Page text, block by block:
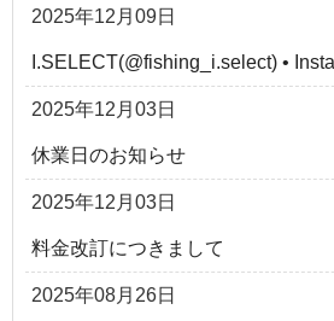
2025年12月09日
I.SELECT(@fishing_i.select) •
2025年12月03日
休業日のお知らせ
2025年12月03日
料金改訂につきまして
2025年08月26日